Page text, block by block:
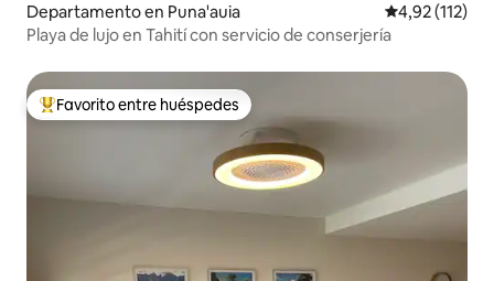
Departamento en Puna'auia Calificación
4,92 (112)
Playa de lujo en Tahití con servicio de conserjería
Favorito entre los huéspedes más destacados
Favorito entre huéspedes